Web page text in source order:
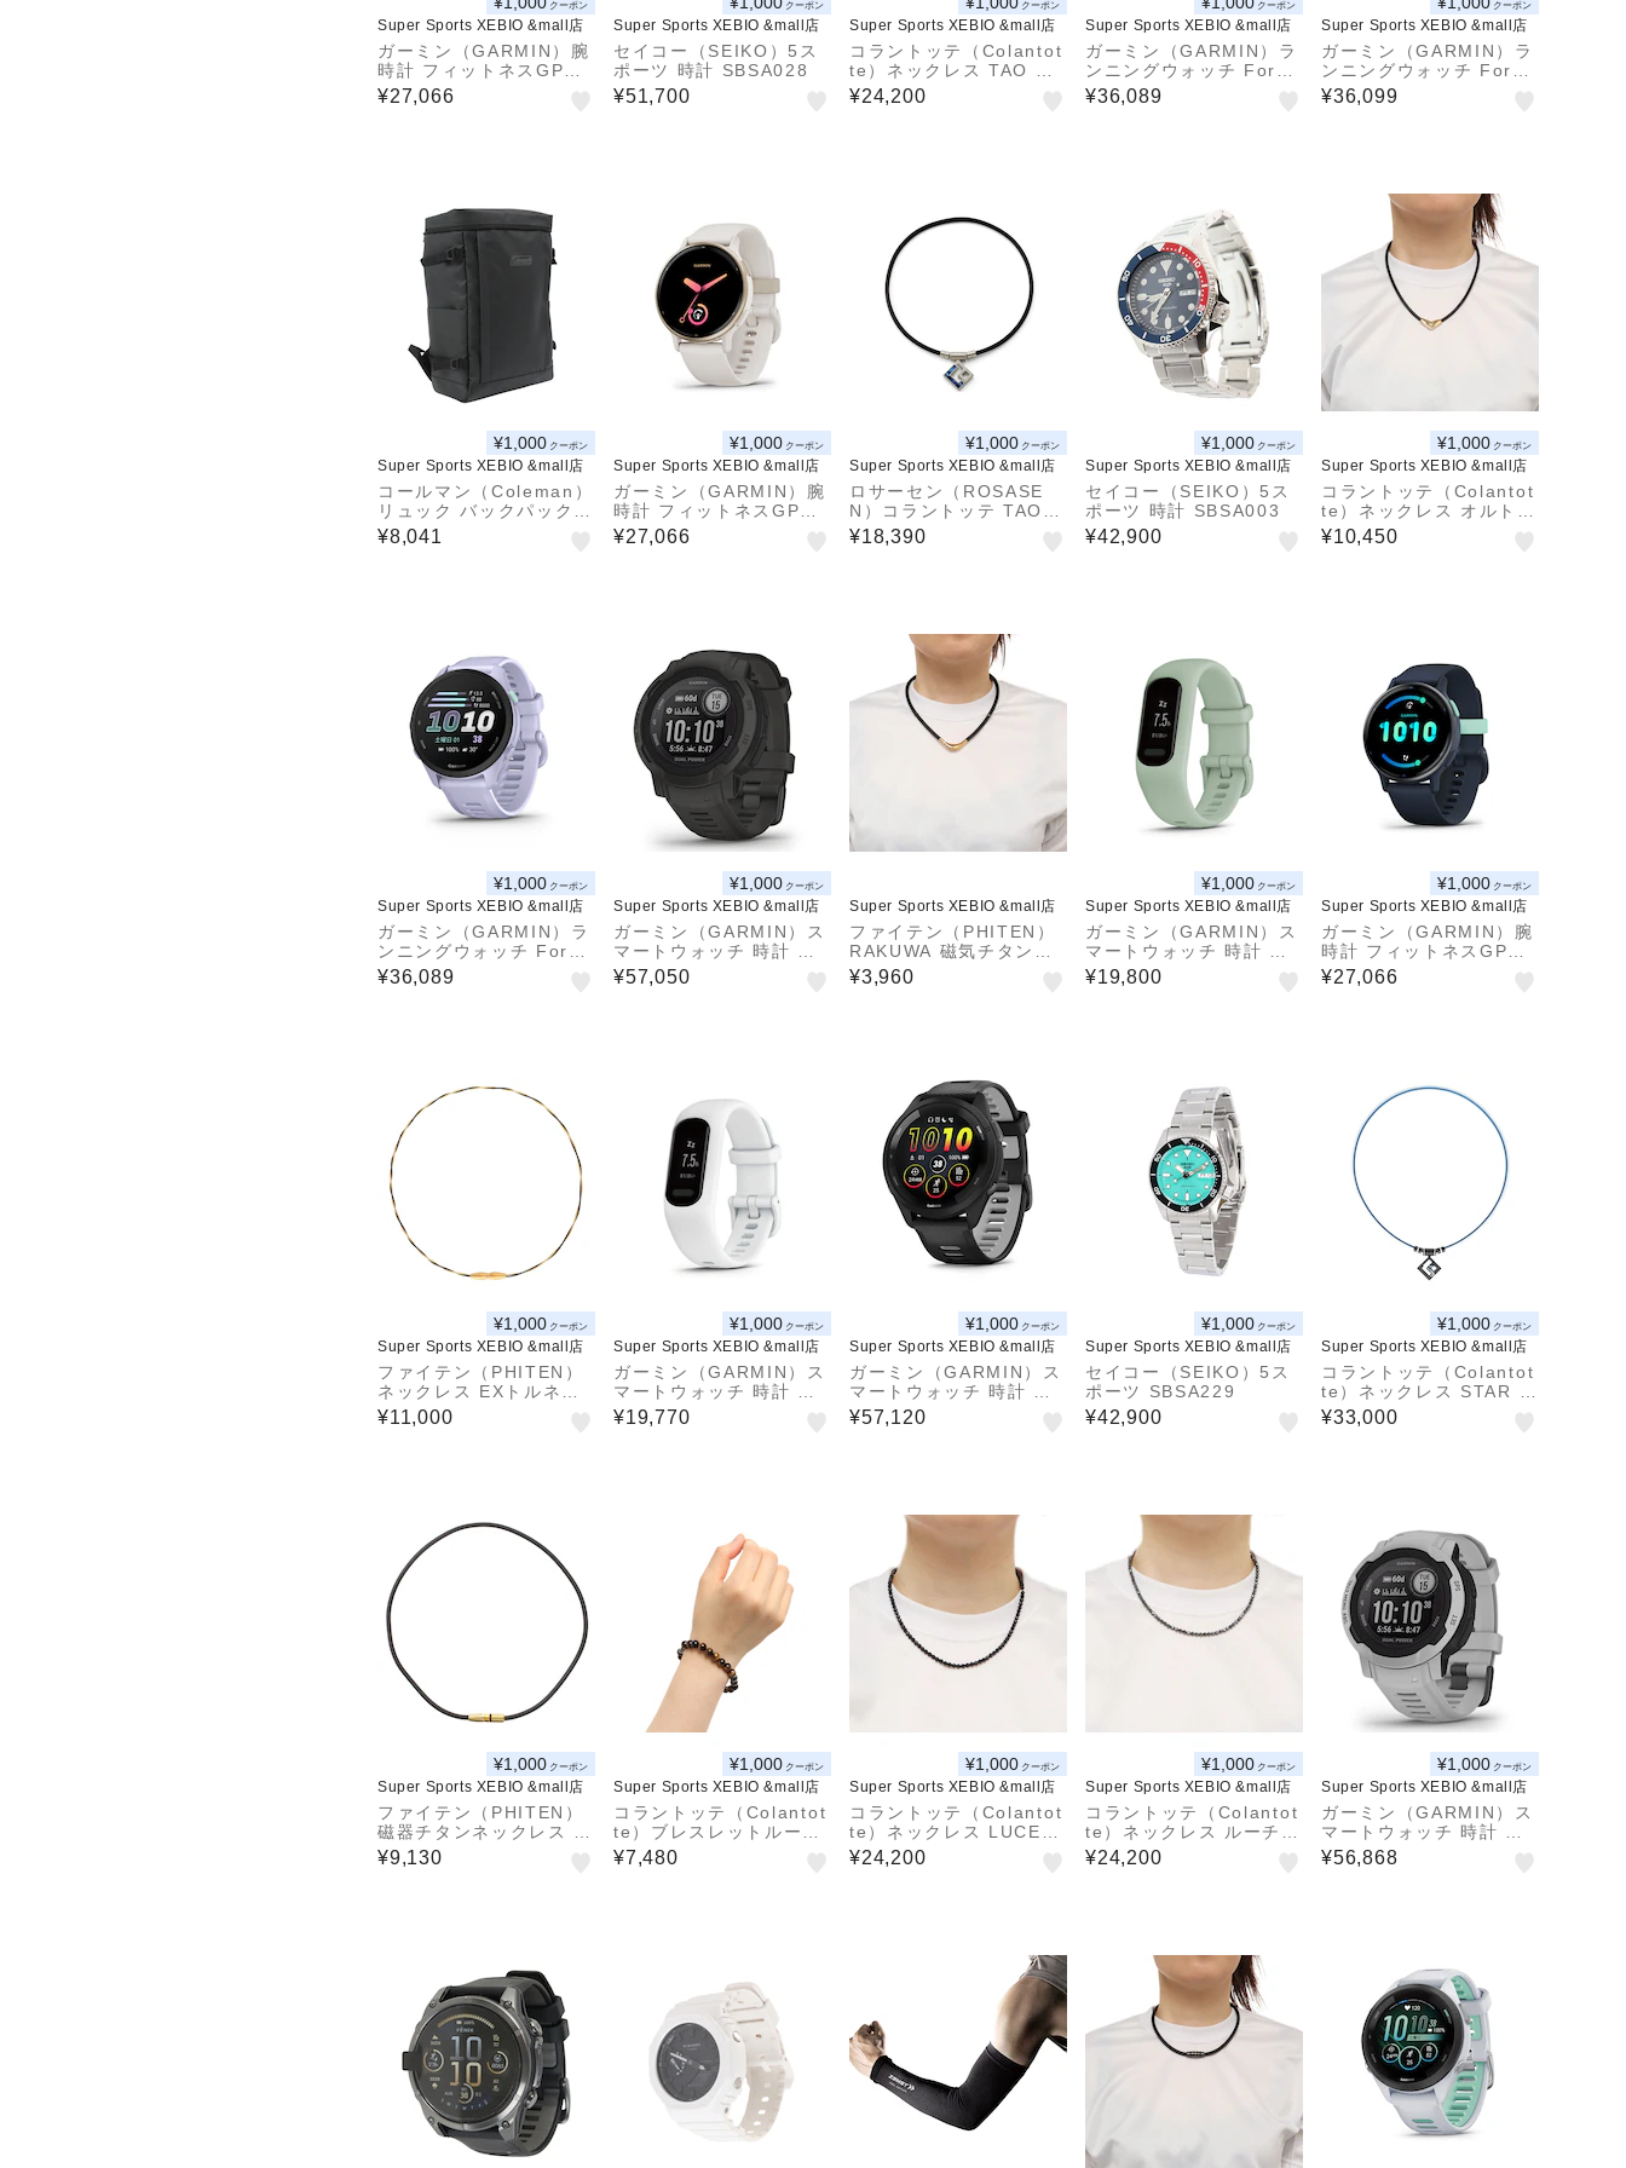
クーポン
Super Sports XEBIO &mall店
ガーミン（GARMIN）腕
時計 フィットネスGPS
ウォッチ ヴィヴォアクテ
ィブ 5 vivoactive5 010
¥27,066
クーポン
Super Sports XEBIO &mall店
セイコー（SEIKO）5ス
ポーツ 時計 SBSA028
¥51,700
クーポン
Super Sports XEBIO &mall店
コラントッテ（Colantot
te）ネックレス TAO AU
RA プレミアムゴールド
ABAPH 52. 磁気ネック
¥24,200
クーポン
Super Sports XEBIO &mall店
ガーミン（GARMIN）ラ
ンニングウォッチ Forer
unner 70 010-04307-3
1 White
¥36,089
クーポン
Super Sports XEBIO &mall店
ガーミン（GARMIN）ラ
ンニングウォッチ Forer
unner 70 010-04307-3
0 Black
¥36,099
¥1,000 クーポン
Super Sports XEBIO &mall店
コールマン（Coleman）
リュック バックパック 3
0L シールド30 バッグ
通勤 通学 大容量 登山 防
¥8,041
¥1,000 クーポン
Super Sports XEBIO &mall店
ガーミン（GARMIN）腕
時計 フィットネスGPS
ウォッチ ヴィヴォアクテ
ィブ 5 vivoactive5 フィ
¥27,066
¥1,000 クーポン
Super Sports XEBIO &mall店
ロサーセン（ROSASE
N）コラントッテ TAOネ
ックレス AURA ロサー
センモデル 043-81001-
¥18,390
¥1,000 クーポン
Super Sports XEBIO &mall店
セイコー（SEIKO）5ス
ポーツ 時計 SBSA003
¥42,900
¥1,000 クーポン
Super Sports XEBIO &mall店
コラントッテ（Colantot
te）ネックレス オルト A
BARA52 (ブラック×ゴー
ルド) 磁気ネックレス
¥10,450
¥1,000 クーポン
Super Sports XEBIO &mall店
ガーミン（GARMIN）ラ
ンニングウォッチ Forer
unner 70 010-04307-3
3 Lavender
¥36,089
¥1,000 クーポン
Super Sports XEBIO &mall店
ガーミン（GARMIN）ス
マートウォッチ 時計 イ
ンスティンクト2 Instinc
t 2 DUAL POWER グラ
¥57,050
Super Sports XEBIO &mall店
ファイテン（PHITEN）
RAKUWA 磁気チタンネ
ックレス S-2 45cm BK/
GD45 0221TG861052
¥3,960
¥1,000 クーポン
Super Sports XEBIO &mall店
ガーミン（GARMIN）ス
マートウォッチ 時計 ヴ
ィヴォスマート5 vivosm
art 5 Mint S/M 010-02
¥19,800
¥1,000 クーポン
Super Sports XEBIO &mall店
ガーミン（GARMIN）腕
時計 フィットネスGPS
ウォッチ ヴィヴォアクテ
ィブ 5 vivoactive5 010
¥27,066
¥1,000 クーポン
Super Sports XEBIO &mall店
ファイテン（PHITEN）
ネックレス EXトルネー
ドゴールド 50cm 0226
TG954053
¥11,000
¥1,000 クーポン
Super Sports XEBIO &mall店
ガーミン（GARMIN）ス
マートウォッチ 時計 ヴ
ィヴォスマート5 vivosm
art 5 White S/M 010-0
¥19,770
¥1,000 クーポン
Super Sports XEBIO &mall店
ガーミン（GARMIN）ス
マートウォッチ 時計 フ
ォーランナー265 Forer
unner 265 Black 010-0
¥57,120
¥1,000 クーポン
Super Sports XEBIO &mall店
セイコー（SEIKO）5ス
ポーツ SBSA229
¥42,900
¥1,000 クーポン
Super Sports XEBIO &mall店
コラントッテ（Colantot
te）ネックレス STAR W
ARS MODEL R2-D2 D
AABA22
¥33,000
¥1,000 クーポン
Super Sports XEBIO &mall店
ファイテン（PHITEN）
磁器チタンネックレス B
ULLET GLD 0219TG80
5153
¥9,130
¥1,000 クーポン
Super Sports XEBIO &mall店
コラントッテ（Colantot
te）ブレスレットループ
REI ABAEM75
¥7,480
¥1,000 クーポン
Super Sports XEBIO &mall店
コラントッテ（Colantot
te）ネックレス LUCE α
ABARN01 磁気ネックレ
ス
¥24,200
¥1,000 クーポン
Super Sports XEBIO &mall店
コラントッテ（Colantot
te）ネックレス ルーチェ
アルファ ABARH01M ブ
ラック 磁気ネックレス
¥24,200
¥1,000 クーポン
Super Sports XEBIO &mall店
ガーミン（GARMIN）ス
マートウォッチ 時計 イ
ンスティンクト2 Instinc
t 2 DUAL POWER グレ
¥56,868